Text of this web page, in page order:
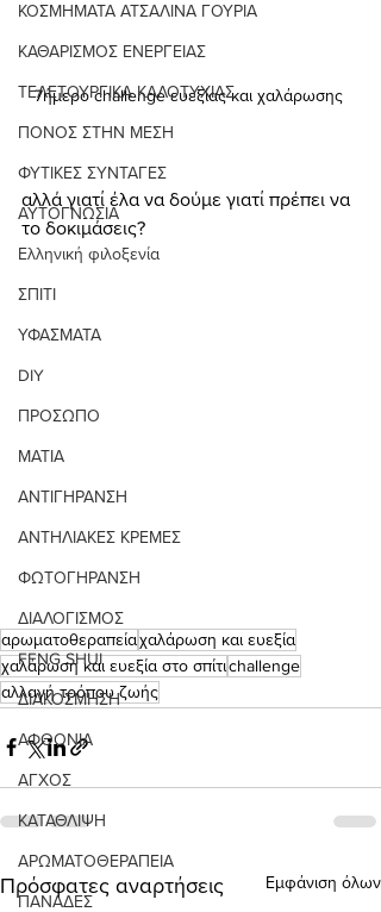
ΚΟΣΜΗΜΑΤΑ ΑΤΣΑΛΙΝΑ ΓΟΥΡΙΑ
ΚΑΘΑΡΙΣΜΟΣ ΕΝΕΡΓΕΙΑΣ
ΤΕΛΕΤΟΥΡΓΙΚΑ ΚΑΛΟΤΥΧΙΑΣ
ΠΟΝΟΣ ΣΤΗΝ ΜΕΣΗ
ΦΥΤΙΚΕΣ ΣΥΝΤΑΓΕΣ
ΑΥΤΟΓΝΩΣΙΑ
Ελληνική φιλοξενία
ΣΠΙΤΙ
ΥΦΑΣΜΑΤΑ
DIY
ΠΡΟΣΩΠΟ
ΜΑΤΙΑ
ΑΝΤΙΓΗΡΑΝΣΗ
ΑΝΤΗΛΙΑΚΕΣ ΚΡΕΜΕΣ
ΦΩΤΟΓΗΡΑΝΣΗ
ΔΙΑΛΟΓΙΣΜΟΣ
FENG SHUI
ΔΙΑΚΟΣΜΗΣΗ
ΑΦΘΟΝΙΑ
ΑΓΧΟΣ
ΚΑΤΑΘΛΙΨΗ
ΑΡΩΜΑΤΟΘΕΡΑΠΕΙΑ
ΠΑΝΑΔΕΣ
7ήμερο challenge ευεξίας και χαλάρωσης
αλλά γιατί έλα να δούμε γιατί πρέπει να
το δοκιμάσεις?
αρωματοθεραπείαχαλάρωση και ευεξία
χαλάρωση και ευεξία στο σπίτιchallenge
αλλαγή τρόπου ζωής
Πρόσφατες αναρτήσεις Εμφάνιση όλων